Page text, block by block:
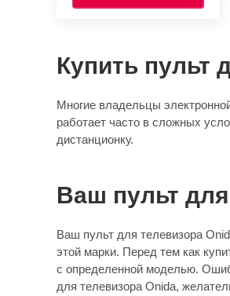
Купить пульт
Многие владельцы
работает часто в сложных
дистанционку.
Ваш пульт
Ваш пульт для телевизора
этой марки. Перед тем как
с определенной моделью.
для телевизора Onida,